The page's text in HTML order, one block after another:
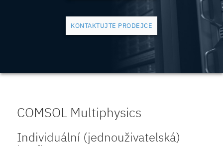
KONTAKTUJTE PRODEJCE
COMSOL Multiphysics
Individuální (jednouživatelská)